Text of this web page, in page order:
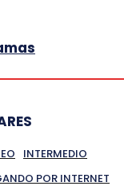
INTERMEDIO
POR INTERNET